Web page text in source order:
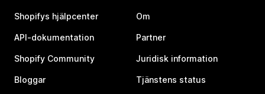
Shopifys hjälpcenter
API-dokumentation
Shopify Community
Bloggar
Om
Partner
Juridisk information
Tjänstens status